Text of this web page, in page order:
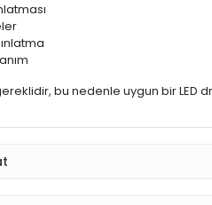
bu nedenle uygun bir LED